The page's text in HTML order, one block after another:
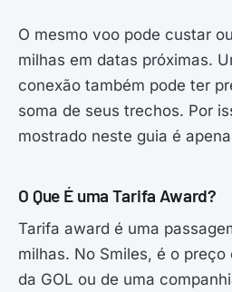
O mesmo voo pode custar
milhas em datas próximas.
conexão também pode ter
soma de seus trechos. Por
mostrado neste guia é
O Que É uma Tarifa Award?
Tarifa award é uma
milhas. No Smiles, é o
da GOL ou de uma